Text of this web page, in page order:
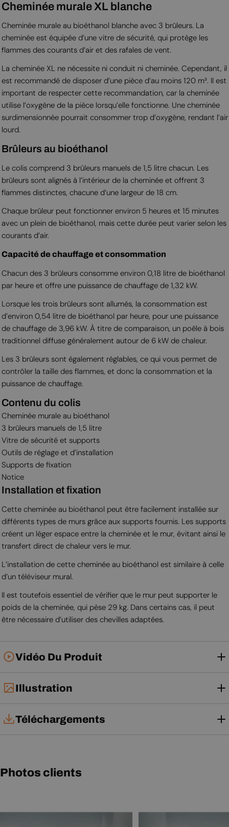
Cheminée murale XL blanche
Cheminée murale au bioéthanol blanche avec 3 brûleurs. La
cheminée est équipée d’une vitre de sécurité, qui protège les
flammes des courants d’air et des rafales de vent.
La cheminée XL ne nécessite ni conduit ni cheminée. Cependant, il
est recommandé de disposer d’une pièce d’au moins 120 m³. Il est
important de respecter cette recommandation, car la cheminée
utilise l’oxygène de la pièce lorsqu’elle fonctionne. Une cheminée
surdimensionnée pourrait consommer trop d’oxygène, rendant l’air
lourd.
Brûleurs au bioéthanol
Le colis comprend 3 brûleurs manuels de 1,5 litre chacun. Les
brûleurs sont alignés à l’intérieur de la cheminée et offrent 3
flammes distinctes, chacune d’une largeur de 18 cm.
Chaque brûleur peut fonctionner environ 5 heures et 15 minutes
avec un plein de bioéthanol, mais cette durée peut varier selon les
courants d’air.
Capacité de chauffage et consommation
Chacun des 3 brûleurs consomme environ 0,18 litre de bioéthanol
par heure et offre une puissance de chauffage de 1,32 kW.
Lorsque les trois brûleurs sont allumés, la consommation est
d’environ 0,54 litre de bioéthanol par heure, pour une puissance
de chauffage de 3,96 kW. À titre de comparaison, un poêle à bois
traditionnel diffuse généralement autour de 6 kW de chaleur.
Les 3 brûleurs sont également réglables, ce qui vous permet de
contrôler la taille des flammes, et donc la consommation et la
puissance de chauffage.
Contenu du colis
Cheminée murale au bioéthanol
3 brûleurs manuels de 1,5 litre
Vitre de sécurité et supports
Outils de réglage et d’installation
Supports de fixation
Notice
Installation et fixation
Cette cheminée au bioéthanol peut être facilement installée sur
différents types de murs grâce aux supports fournis. Les supports
créent un léger espace entre la cheminée et le mur, évitant ainsi le
transfert direct de chaleur vers le mur.
L’installation de cette cheminée au bioéthanol est similaire à celle
d’un téléviseur mural.
Il est toutefois essentiel de vérifier que le mur peut supporter le
poids de la cheminée, qui pèse 29 kg. Dans certains cas, il peut
être nécessaire d’utiliser des chevilles adaptées.
Vidéo Du Produit
Illustration
Téléchargements
Photos clients